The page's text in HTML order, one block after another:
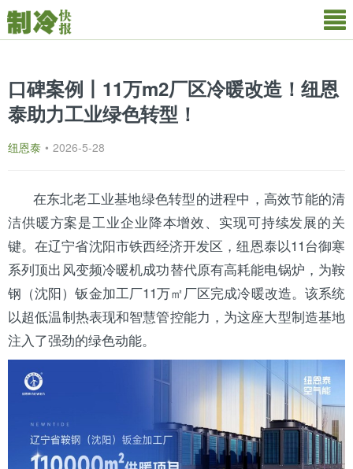
口碑案例丨11万m2厂区冷暖改造！纽恩
泰助力工业绿色转型！
纽恩泰 • 2026-5-28
在东北老工业基地绿色转型的进程中，高效节能的清
洁供暖方案是工业企业降本增效、实现可持续发展的关
键。在辽宁省沈阳市铁西经济开发区，纽恩泰以11台御寒
系列顶出风变频冷暖机成功替代原有高耗能电锅炉，为鞍
钢（沈阳）钣金加工厂11万㎡厂区完成冷暖改造。该系统
以超低温制热表现和智慧管控能力，为这座大型制造基地
注入了强劲的绿色动能。